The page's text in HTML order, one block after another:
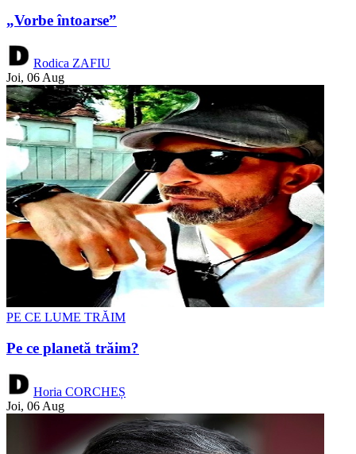
„Vorbe întoarse”
Rodica ZAFIU
Joi, 06 Aug
PE CE LUME TRĂIM
Pe ce planetă trăim?
Horia CORCHEȘ
Joi, 06 Aug